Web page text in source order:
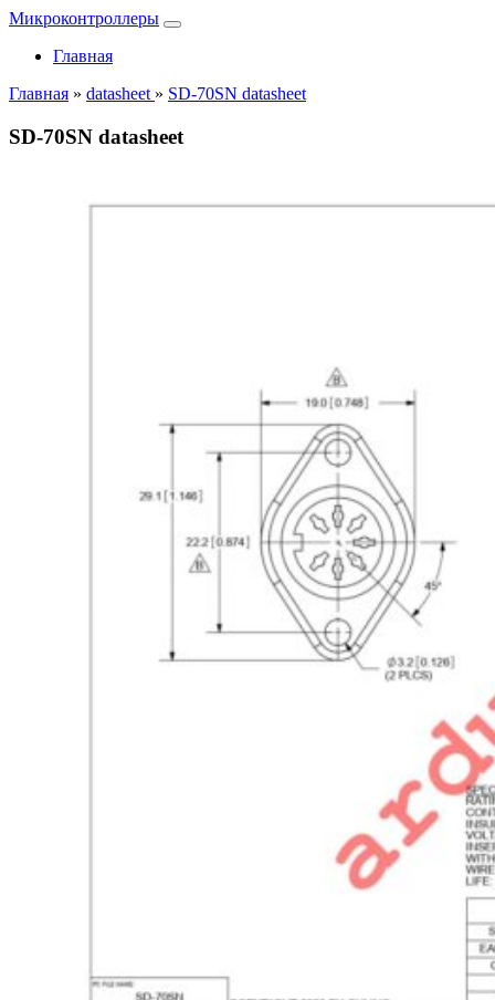
Микроконтроллеры
Главная
Главная » datasheet » SD-70SN datasheet
SD-70SN datasheet